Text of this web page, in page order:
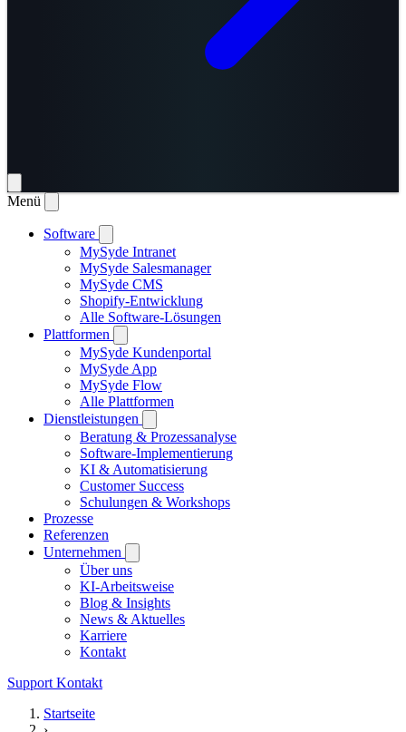
Menü
Software
MySyde Intranet
MySyde Salesmanager
MySyde CMS
Shopify-Entwicklung
Alle Software-Lösungen
Plattformen
MySyde Kundenportal
MySyde App
MySyde Flow
Alle Plattformen
Dienstleistungen
Beratung & Prozessanalyse
Software-Implementierung
KI & Automatisierung
Customer Success
Schulungen & Workshops
Prozesse
Referenzen
Unternehmen
Über uns
KI-Arbeitsweise
Blog & Insights
News & Aktuelles
Karriere
Kontakt
Support Kontakt
Startseite